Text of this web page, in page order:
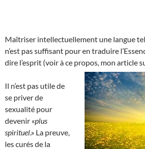
Maîtriser intellectuellement une langue
n’est pas suffisant pour en traduire
dire l’esprit (voir à ce propos, mon article
Il n’est pas utile de
se priver de
sexualité pour
devenir «plus
spirituel.» La preuve,
les curés de la